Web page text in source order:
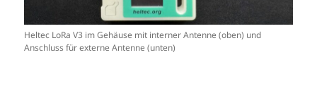
Heltec LoRa V3 im Gehäuse mit interner Antenne (oben) und
Anschluss für externe Antenne (unten)